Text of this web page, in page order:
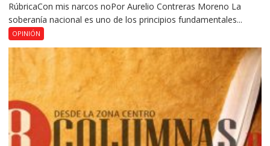
RúbricaCon mis narcos noPor Aurelio Contreras Moreno La
soberanía nacional es uno de los principios fundamentales...
OPINIÓN